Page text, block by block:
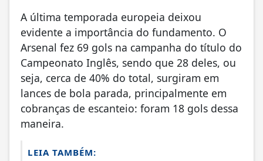
A última temporada europeia deixou
evidente a importância do fundamento. O
Arsenal fez 69 gols na campanha do título do
Campeonato Inglês, sendo que 28 deles, ou
seja, cerca de 40% do total, surgiram em
lances de bola parada, principalmente em
cobranças de escanteio: foram 18 gols dessa
maneira.
LEIA TAMBÉM: